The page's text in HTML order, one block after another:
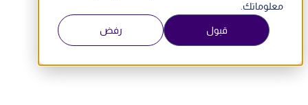
معلوماتك.
قبول رفض